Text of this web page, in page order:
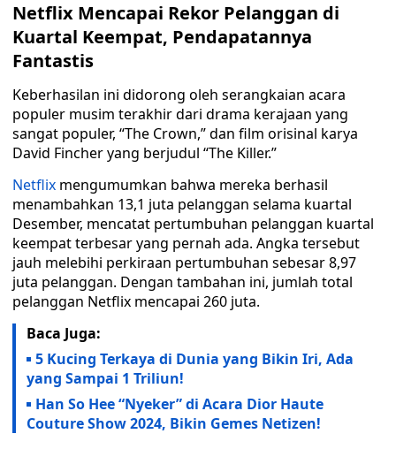
Netflix Mencapai Rekor Pelanggan di
Kuartal Keempat, Pendapatannya
Fantastis
Keberhasilan ini didorong oleh serangkaian acara
populer musim terakhir dari drama kerajaan yang
sangat populer, “The Crown,” dan film orisinal karya
David Fincher yang berjudul “The Killer.”
Netflix mengumumkan bahwa mereka berhasil
menambahkan 13,1 juta pelanggan selama kuartal
Desember, mencatat pertumbuhan pelanggan kuartal
keempat terbesar yang pernah ada. Angka tersebut
jauh melebihi perkiraan pertumbuhan sebesar 8,97
juta pelanggan. Dengan tambahan ini, jumlah total
pelanggan Netflix mencapai 260 juta.
Baca Juga:
5 Kucing Terkaya di Dunia yang Bikin Iri, Ada
yang Sampai 1 Triliun!
Han So Hee “Nyeker” di Acara Dior Haute
Couture Show 2024, Bikin Gemes Netizen!